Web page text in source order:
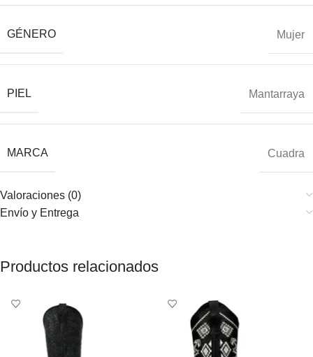
GÉNERO Mujer
PIEL Mantarraya
MARCA Cuadra
Valoraciones (0)
Envío y Entrega
Productos relacionados